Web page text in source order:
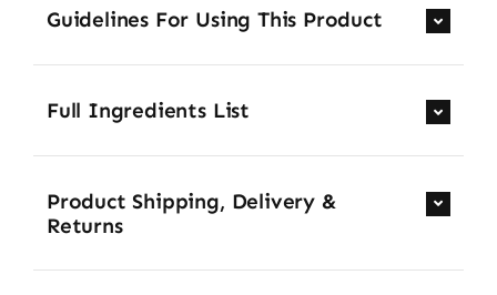
Guidelines For Using This Product
Full Ingredients List
Product Shipping, Delivery &
Returns